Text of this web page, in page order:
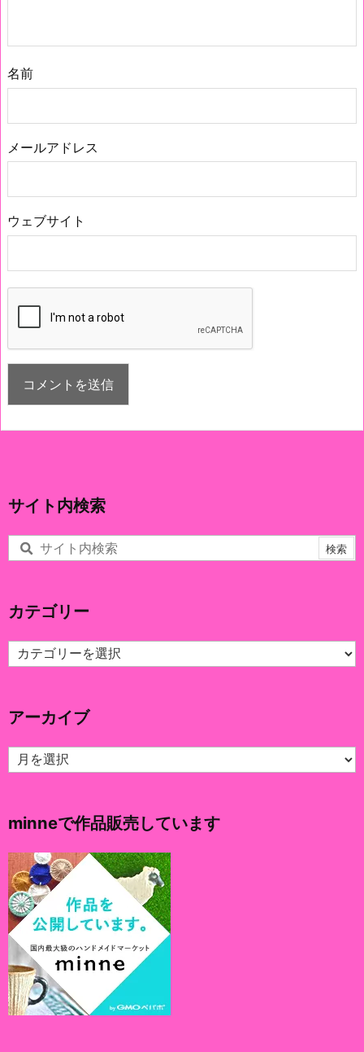
名前
メールアドレス
ウェブサイト
サイト内検索
カテゴリー
カ
テ
ー
アーカイブ
ア
ー
ブ
minneで作品販売しています